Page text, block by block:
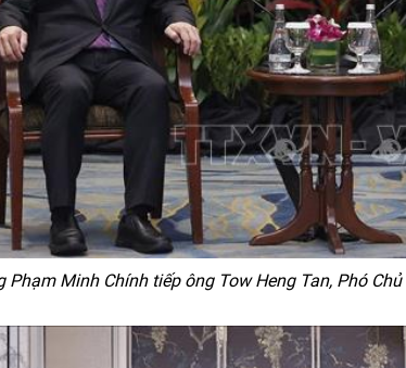
Phạm Minh Chính tiếp ông Tow Heng Tan, Phó